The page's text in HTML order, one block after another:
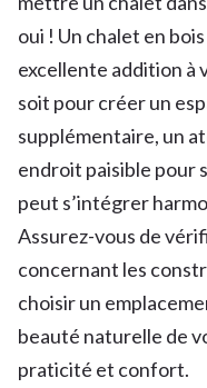
oui ! Un chalet en
excellente addition à
soit pour créer un
supplémentaire, un
endroit paisible pour
peut s’intégrer
Assurez-vous de
concernant les
choisir un
beauté naturelle de
praticité et confort.